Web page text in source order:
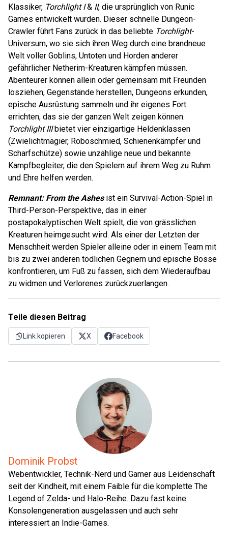
Klassiker, Torchlight I& II, die ursprünglich von Runic
Games entwickelt wurden. Dieser schnelle Dungeon-
Crawler führt Fans zurück in das beliebte Torchlight-
Universum, wo sie sich ihren Weg durch eine brandneue
Welt voller Goblins, Untoten und Horden anderer
gefährlicher Netherim-Kreaturen kämpfen müssen.
Abenteurer können allein oder gemeinsam mit Freunden
losziehen, Gegenstände herstellen, Dungeons erkunden,
epische Ausrüstung sammeln und ihr eigenes Fort
errichten, das sie der ganzen Welt zeigen können.
Torchlight IIIbietet vier einzigartige Heldenklassen
(Zwielichtmagier, Roboschmied, Schienenkämpfer und
Scharfschütze) sowie unzählige neue und bekannte
Kampfbegleiter, die den Spielern auf ihrem Weg zu Ruhm
und Ehre helfen werden.
Remnant: From the Ashesist ein Survival-Action-Spiel in
Third-Person-Perspektive, das in einer
postapokalyptischen Welt spielt, die von grässlichen
Kreaturen heimgesucht wird. Als einer der Letzten der
Menschheit werden Spieler alleine oder in einem Team mit
bis zu zwei anderen tödlichen Gegnern und epische Bosse
konfrontieren, um Fuß zu fassen, sich dem Wiederaufbau
zu widmen und Verlorenes zurückzuerlangen.
Teile diesen Beitrag
Link kopieren X Facebook
Dominik Probst
Webentwickler, Technik-Nerd und Gamer aus Leidenschaft
seit der Kindheit, mit einem Faible für die komplette The
Legend of Zelda- und Halo-Reihe. Dazu fast keine
Konsolengeneration ausgelassen und auch sehr
interessiert an Indie-Games.